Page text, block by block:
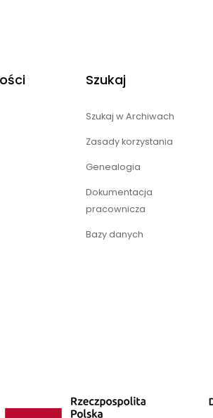
Szukaj
Szukaj w Archiwach
Zasady korzystania
Genealogia
Dokumentacja
pracownicza
Bazy danych